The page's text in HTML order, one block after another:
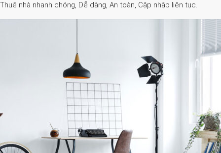
Thuê nhà nhanh chóng, Dễ dàng, An toàn, Cập nhập liên tục.